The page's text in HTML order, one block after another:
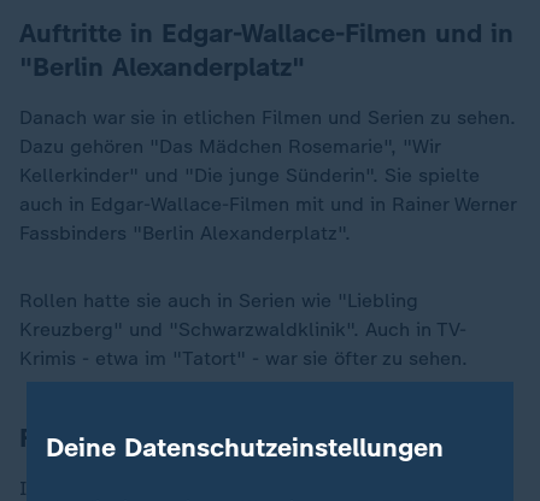
Auftritte in Edgar-Wallace-Filmen und in
"Berlin Alexanderplatz"
Danach war sie in etlichen Filmen und Serien zu sehen.
Dazu gehören "Das Mädchen Rosemarie", "Wir
Kellerkinder" und "Die junge Sünderin". Sie spielte
auch in Edgar-Wallace-Filmen mit und in Rainer Werner
Fassbinders "Berlin Alexanderplatz".
Rollen hatte sie auch in Serien wie "Liebling
Kreuzberg" und "Schwarzwaldklinik". Auch in TV-
Krimis - etwa im "Tatort" - war sie öfter zu sehen.
Für Lebenswerk geehrt
Im Jahr 2018 wurde Baal für ihr Lebenswerk mit dem
Deine Datenschutzeinstellungen